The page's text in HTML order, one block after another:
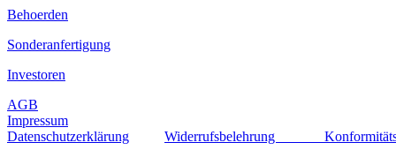
Behoerden
Sonderanfertigung
Investoren
AGB
Impressum
Datenschutzerklärung
Widerrufsbelehrung